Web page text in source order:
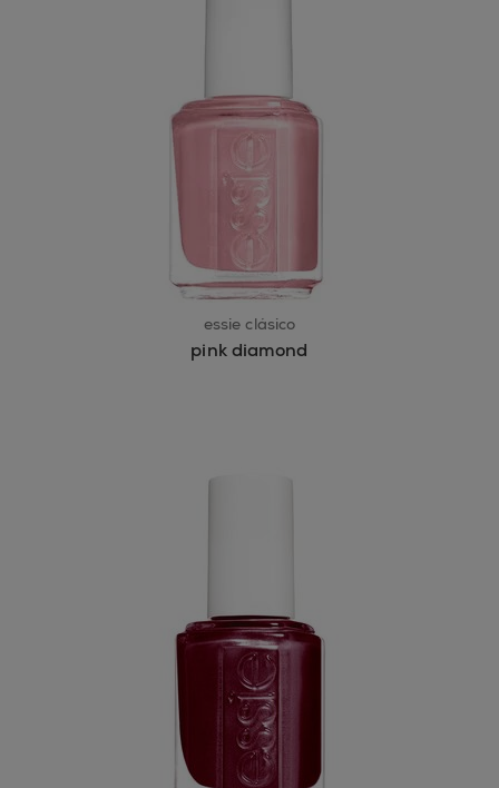
essie clásico
pink diamond